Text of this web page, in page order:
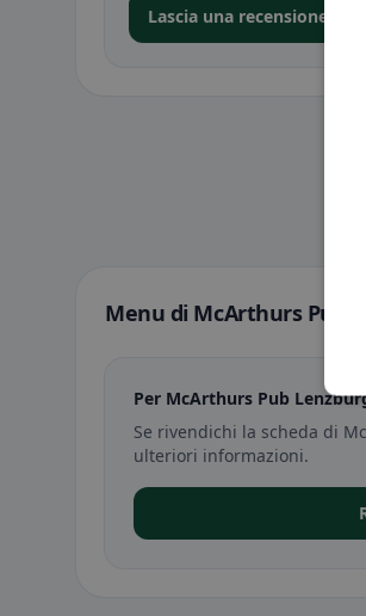
Lascia una recensione
Menu di McArthurs Pub
Per McArthurs Pub
Se rivendichi la scheda di
ulteriori informazioni.